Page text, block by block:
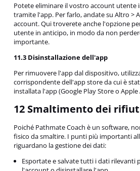
Potete eliminare il vostro account utente
tramite l'app. Per farlo, andate su Altro >
account. Qui troverete anche l'opzione
utente in anticipo, in modo da non
importante.
11.3 Disinstallazione dell'app
Per rimuovere l'app dal dispositivo,
corrispondente dell'app store da cui è
installata l'app (Google Play Store o Apple
12 Smaltimento dei
Poiché Pathmate Coach è un software,
fisico da smaltire. I punti più importanti
riguardano la gestione dei dati:
Esportate e salvate tutti i dati rilevanti